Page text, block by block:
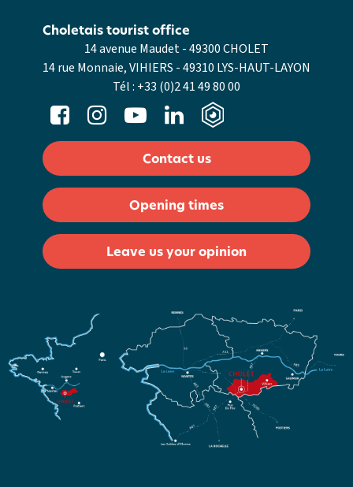
14 avenue Maudet - 49300 CHOLET
14 rue Monnaie, VIHIERS - 49310 LYS-HAUT-LAYON
Tél : +33 (0)2 41 49 80 00
Choletais tourist office
Contact us
Opening times
Leave us your opinion